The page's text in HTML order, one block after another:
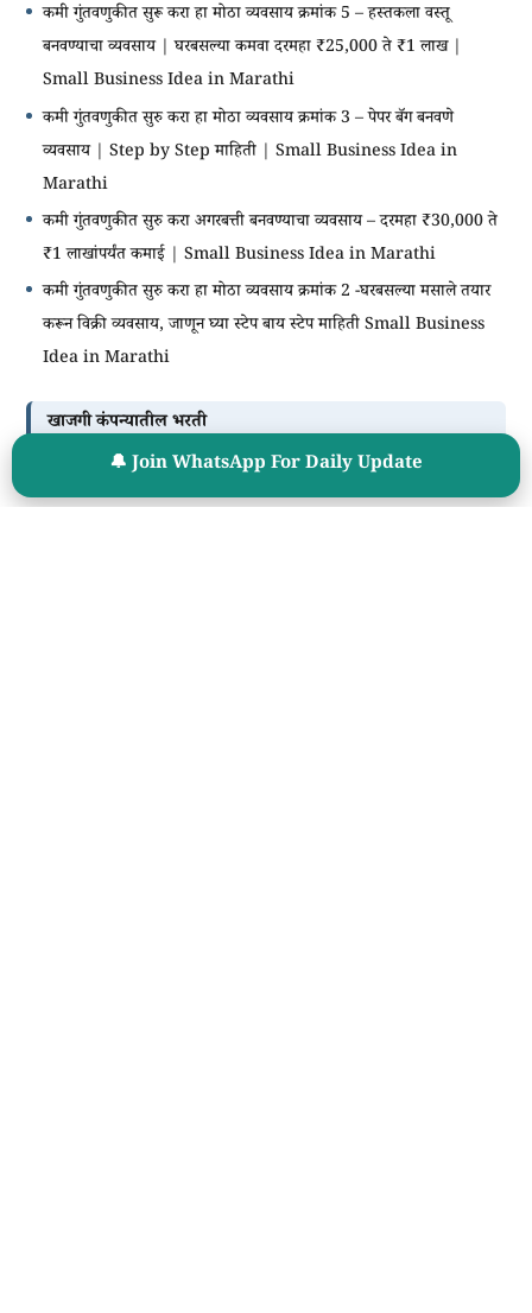
🔔 Join WhatsApp For Daily Update
कमी गुंतवणुकीत सुरू करा हा मोठा व्यवसाय क्रमांक 5 – हस्तकला वस्तू
बनवण्याचा व्यवसाय | घरबसल्या कमवा दरमहा ₹25,000 ते ₹1 लाख |
Small Business Idea in Marathi
कमी गुंतवणुकीत सुरु करा हा मोठा व्यवसाय क्रमांक 3 – पेपर बॅग बनवणे
व्यवसाय | Step by Step माहिती | Small Business Idea in
Marathi
कमी गुंतवणुकीत सुरु करा अगरबत्ती बनवण्याचा व्यवसाय – दरमहा ₹30,000 ते
₹1 लाखांपर्यंत कमाई | Small Business Idea in Marathi
कमी गुंतवणुकीत सुरु करा हा मोठा व्यवसाय क्रमांक 2 -घरबसल्या मसाले तयार
करून विक्री व्यवसाय, जाणून घ्या स्टेप बाय स्टेप माहिती Small Business
Idea in Marathi
खाजगी कंपन्यातील भरती